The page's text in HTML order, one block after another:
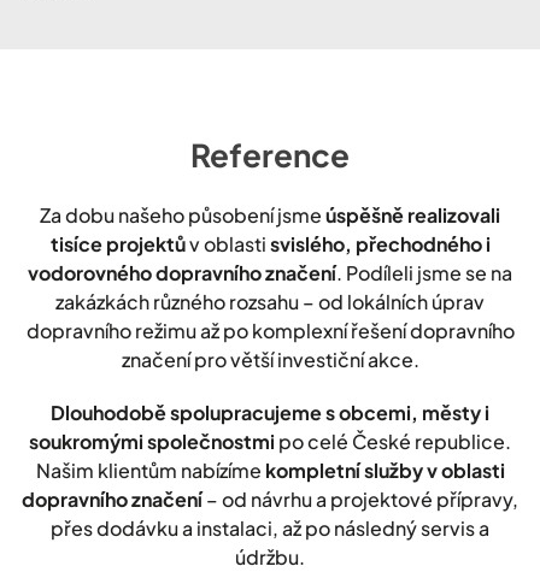
Reference
Za dobu našeho působení jsmeúspěšně realizovali
tisíce projektův oblastisvislého, přechodného i
vodorovného dopravního značení. Podíleli jsme se na
zakázkách různého rozsahu – od lokálních úprav
dopravního režimu až po komplexní řešení dopravního
značení pro větší investiční akce.
Dlouhodobě spolupracujeme s obcemi, městy i
soukromými společnostmi po celé České republice.
Našim klientům nabízíme kompletní služby v oblasti
dopravního značení– od návrhu a projektové přípravy,
přes dodávku a instalaci, až po následný servis a
údržbu.